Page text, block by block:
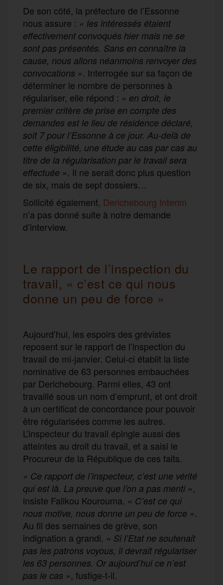
De son côté, la préfecture de l’Essonne
nous assure : « les intéressés étaient
effectivement convoqués hier mais ne se
sont pas présentés. Sans en connaître la
cause, nous allons néanmoins renvoyer des
convocations ». Interrogée sur sa façon de
déterminer le nombre de personnes à
régulariser, elle répond : « en droit, le
premier critère de prise en compte des
demandes est le lieu de résidence déclaré,
soit 7 pour l’Essonne à ce jour. Au-delà de
cette éligibilité, une étude au cas par cas au
titre de la régularisation par le travail sera
effectuée ». Il ne serait donc plus question
de six, mais de sept dossiers…
Sollicité également, Derichebourg Interim
n’a pas donné suite à notre demande
d’interview.
Le rapport de l’inspection du
travail, « c’est ce qui nous
donne un peu de force »
Aujourd’hui, les espoirs des grévistes
reposent sur le rapport de l’inspection du
travail de mi-janvier. Celui-ci établit la liste
nominative de 63 personnes embauchées
par Derichebourg. Parmi elles, 43 ont
travaillé sous un nom d’emprunt, et ont droit
à un certificat de concordance pour pouvoir
être régularisées comme les autres.
L’inspecteur du travail épingle aussi des
atteintes au droit du travail, et a saisi le
Procureur de la République de ces faits.
« Ce rapport de l’inspecteur, c’est une vérité
qui est là. La preuve que l’on a pas menti »,
insiste Falikou Kourouma. « C’est ce qui
nous motive, nous donne un peu de force ».
Au fil des semaines de grève, son
indignation a grandi. « Si l’Etat ne soutenait
pas les patrons voyous, il devrait régulariser
les 63 personnes. Or aujourd’hui ce n’est
pas le cas », fustige-t-il.